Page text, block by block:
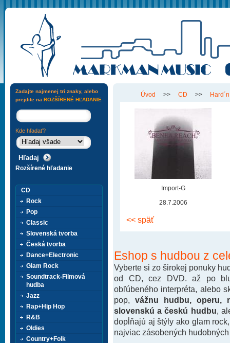
Úvod >> CD >>
Import-G
28.7.2006
<< späť
Eshop s hudbou z
Vyberte si zo širokej ponuky
od CD, cez DVD. až po
obľúbeného interpréta, alebo
pop, vážnu hudbu, operu,
slovenskú a českú hudbu ,
dopĺňajú aj štýly ako glam
najviac zásobených
Zadajte najmenej tri znaky, alebo
prejdite na ROZŠÍRENÉ HĽADANIE
Kde hľadať?
Rozšírené hľadanie
CD
Rock
Pop
Classic
Slovenská tvorba
Česká tvorba
Dance+Electronic
Glam Rock
Soundtrack-Filmová
hudba
Jazz
Rap+Hip Hop
R&B
Oldies
Country+Folk